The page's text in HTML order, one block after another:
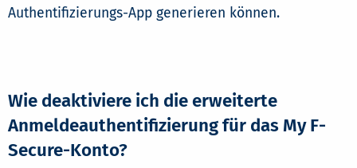
Authentifizierungs-App generieren können.
Wie deaktiviere ich die erweiterte
Anmeldeauthentifizierung für das My F-
Secure-Konto?